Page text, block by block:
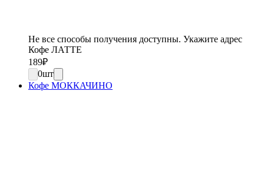
Не все способы получения доступны. Укажите адрес
Кофе ЛАТТЕ
189₽
0шт
Кофе МОККАЧИНО